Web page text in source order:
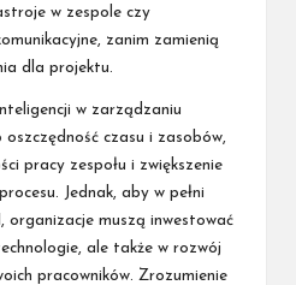
w zespole czy
zanim zamienią
dla projektu.
w zarządzaniu
czasu i zasobów,
pracy zespołu i zwiększenie
Jednak, aby w pełni
organizacje muszą inwestować
ale także w rozwój
pracowników. Zrozumienie